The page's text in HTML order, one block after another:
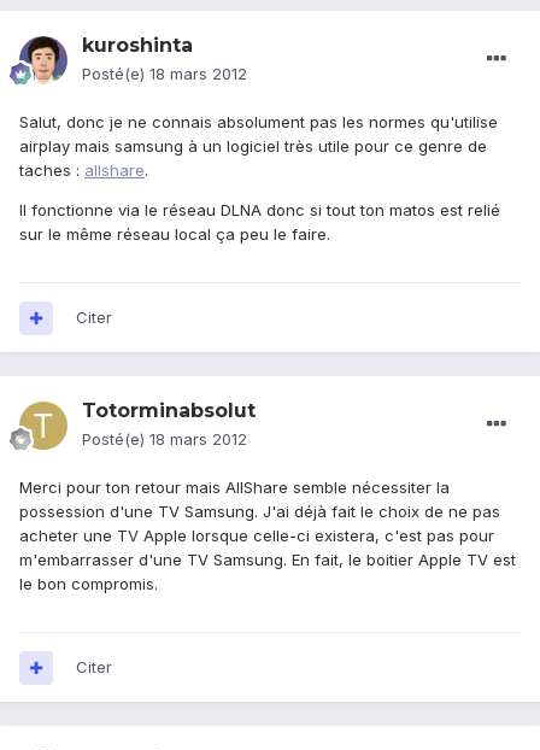
kuroshinta
Posté(e) 18 mars 2012
Salut, donc je ne connais absolument pas les normes qu'utilise
airplay mais samsung à un logiciel très utile pour ce genre de
taches : allshare.
Il fonctionne via le réseau DLNA donc si tout ton matos est relié
sur le même réseau local ça peu le faire.
Citer
Totorminabsolut
Posté(e) 18 mars 2012
Merci pour ton retour mais AllShare semble nécessiter la
possession d'une TV Samsung. J'ai déjà fait le choix de ne pas
acheter une TV Apple lorsque celle-ci existera, c'est pas pour
m'embarrasser d'une TV Samsung. En fait, le boitier Apple TV est
le bon compromis.
Citer